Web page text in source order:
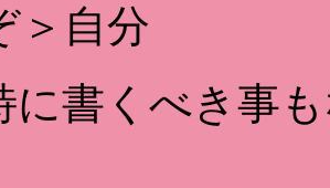
＞自分
書くべき事